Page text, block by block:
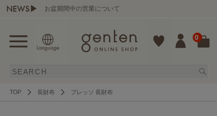
NEWS▶お盆期間中の営業について
0
TOP 長財布 プレッソ 長財布